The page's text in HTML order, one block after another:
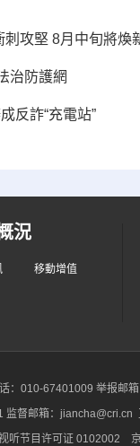
刺攻堅 8月中旬將煥
治防護網
反詐“充電站”
況
移動增值
：010-67401009 举报邮
督邮箱：
听节目许可证 0102002